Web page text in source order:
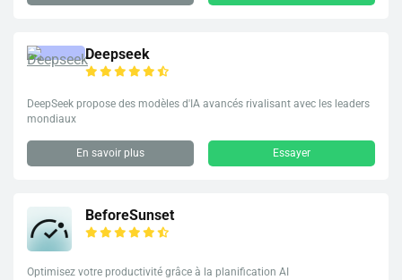
Deepseek
DeepSeek propose des modèles d'IA avancés rivalisant avec les leaders
mondiaux
En savoir plus Essayer
BeforeSunset
Optimisez votre productivité grâce à la planification AI